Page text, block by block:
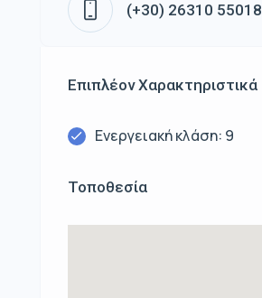
(+30) 26310 55018
Επιπλέον Χαρακτηριστικά
Ενεργειακή κλάση: 9
Τοποθεσία